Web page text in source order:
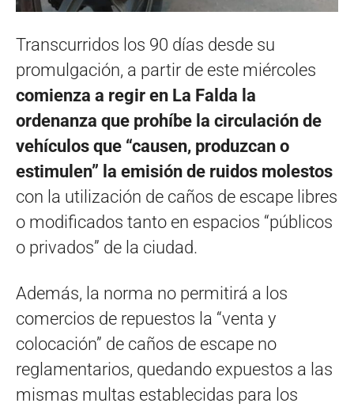
Transcurridos los 90 días desde su
promulgación, a partir de este miércoles
comienza a regir en La Falda la
ordenanza que prohíbe la circulación de
vehículos que “causen, produzcan o
estimulen” la emisión de ruidos molestos
con la utilización de caños de escape libres
o modificados tanto en espacios “públicos
o privados” de la ciudad.
Además, la norma no permitirá a los
comercios de repuestos la “venta y
colocación” de caños de escape no
reglamentarios, quedando expuestos a las
mismas multas establecidas para los